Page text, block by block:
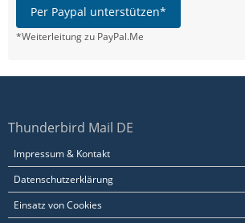
Per Paypal unterstützen*
*Weiterleitung zu PayPal.Me
Thunderbird Mail DE
Impressum & Kontakt
Datenschutzerklärung
Einsatz von Cookies